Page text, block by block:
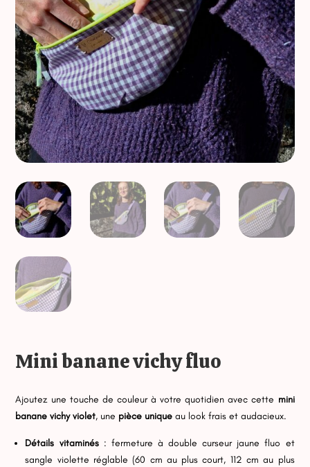
Mini banane vichy fluo
Ajoutez une touche de couleur à votre quotidien avec cette mini
banane vichy violet, une pièce unique au look frais et audacieux.
Détails vitaminés: fermeture à double curseur jaune fluo et
sangle violette réglable (60 cm au plus court, 112 cm au plus